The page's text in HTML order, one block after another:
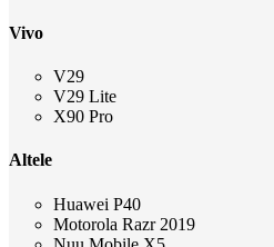
Vivo
V29
V29 Lite
X90 Pro
Altele
Huawei P40
Motorola Razr 2019